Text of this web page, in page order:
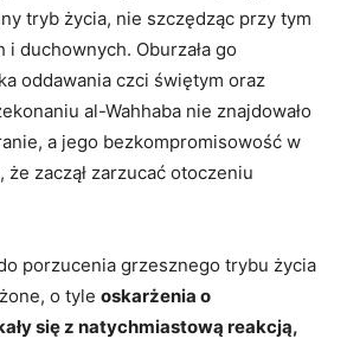
tryb życia, nie szczędząc przy tym
duchownych. Oburzała go
oddawania czci świętym oraz
al-Wahhaba nie znajdowało
a jego bezkompromisowość w
że zaczął zarzucać otoczeniu
porzucenia grzesznego trybu życia
o tyle oskarżenia o
się z natychmiastową reakcją,